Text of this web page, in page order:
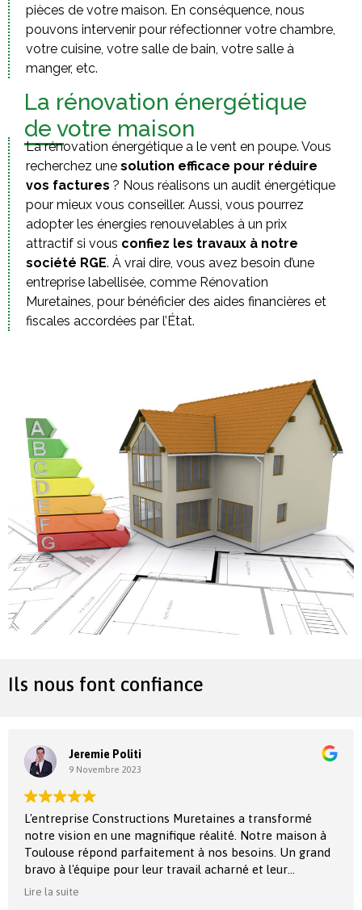
pièces de votre maison. En conséquence, nous
pouvons intervenir pour réfectionner votre chambre,
votre cuisine, votre salle de bain, votre salle à
manger, etc.
La rénovation énergétique
de votre maison
La rénovation énergétique a le vent en poupe. Vous
recherchez une solution efficace pour réduire
vos factures ? Nous réalisons un audit énergétique
pour mieux vous conseiller. Aussi, vous pourrez
adopter les énergies renouvelables à un prix
attractif si vous confiez les travaux à notre
société RGE. À vrai dire, vous avez besoin d’une
entreprise labellisée, comme Rénovation
Muretaines, pour bénéficier des aides financières et
fiscales accordées par l’État.
Ils nous font confiance
Muriel FOSSAT
11 Octobre 2023
En choisissant Constructions Muretaines, nous avons
fait le bon choix. Leur professionnalisme et leur sens du
détail se reflètent dans chaque coin de notre nouvelle
maison à Toulouse. C'est un véritable havre de paix.
Michel et moi même, vous recommanderons à toutes
Lire la suite